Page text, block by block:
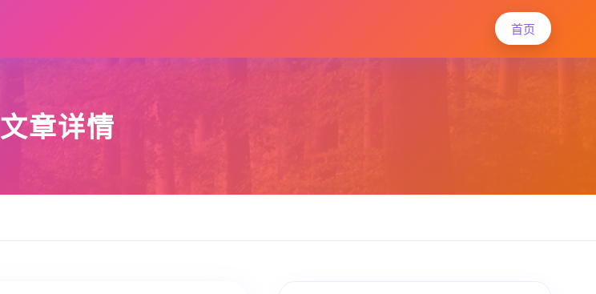
首页
文章详情